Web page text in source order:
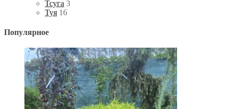
Тсуга 3
Туя 16
Популярное